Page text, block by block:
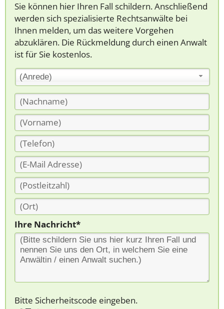
Sie können hier Ihren Fall schildern. Anschließend
werden sich spezialisierte Rechtsanwälte bei
Ihnen melden, um das weitere Vorgehen
abzuklären. Die Rückmeldung durch einen Anwalt
ist für Sie kostenlos.
(Anrede)
Ihre Nachricht*
Bitte Sicherheitscode eingeben.